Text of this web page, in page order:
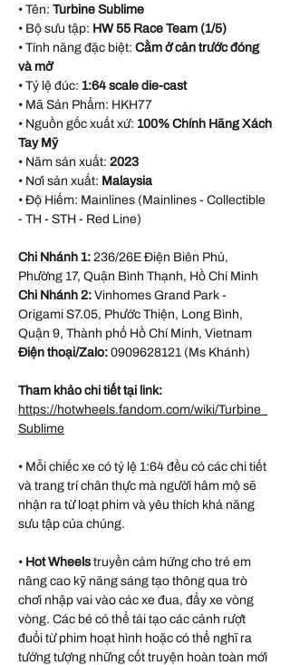
• Tên: Turbine Sublime
• Bộ sưu tập: HW 55 Race Team (1/5)
• Tính năng đặc biệt: Cằm ở cản trước đóng
và mở
• Tỷ lệ đúc: 1:64 scale die-cast
• Mã Sản Phẩm: HKH77
• Nguồn gốc xuất xứ: 100% Chính Hãng Xách
Tay Mỹ
• Năm sản xuất: 2023
• Nơi sản xuất: Malaysia
• Độ Hiếm: Mainlines (Mainlines - Collectible
- TH - STH - Red Line)
Chi Nhánh 1: 236/26E Điện Biên Phủ,
Phường 17, Quận Bình Thạnh, Hồ Chí Minh
Chi Nhánh 2: Vinhomes Grand Park -
Origami S7.05, Phước Thiện, Long Bình,
Quận 9, Thành phố Hồ Chí Minh, Vietnam
Điện thoại/Zalo: 0909628121 (Ms Khánh)
Tham khảo chi tiết tại link:
https://hotwheels.fandom.com/wiki/Turbine_
Sublime
• Mỗi chiếc xe có tỷ lệ 1:64 đều có các chi tiết
và trang trí chân thực mà người hâm mộ sẽ
nhận ra từ loạt phim và yêu thích khả năng
sưu tập của chúng.
• Hot Wheelstruyền cảm hứng cho trẻ em
nâng cao kỹ năng sáng tạo thông qua trò
chơi nhập vai vào các xe đua, đẩy xe vòng
vòng. Các bé có thể tái tạo các cảnh rượt
đuổi từ phim hoạt hình hoặc có thể nghĩ ra
tưởng tượng những cốt truyện hoàn toàn mới